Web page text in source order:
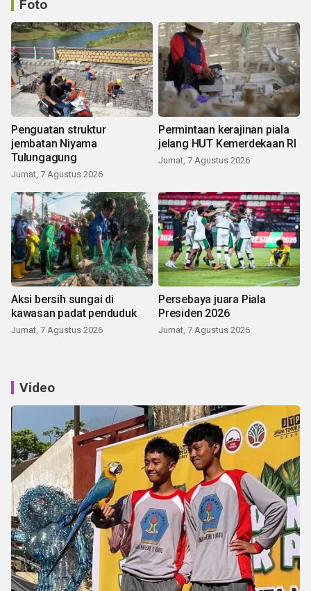
Foto
Penguatan struktur
jembatan Niyama
Tulungagung
Jumat, 7 Agustus 2026
Permintaan kerajinan piala
jelang HUT Kemerdekaan RI
Jumat, 7 Agustus 2026
Aksi bersih sungai di
kawasan padat penduduk
Jumat, 7 Agustus 2026
Persebaya juara Piala
Presiden 2026
Jumat, 7 Agustus 2026
Video